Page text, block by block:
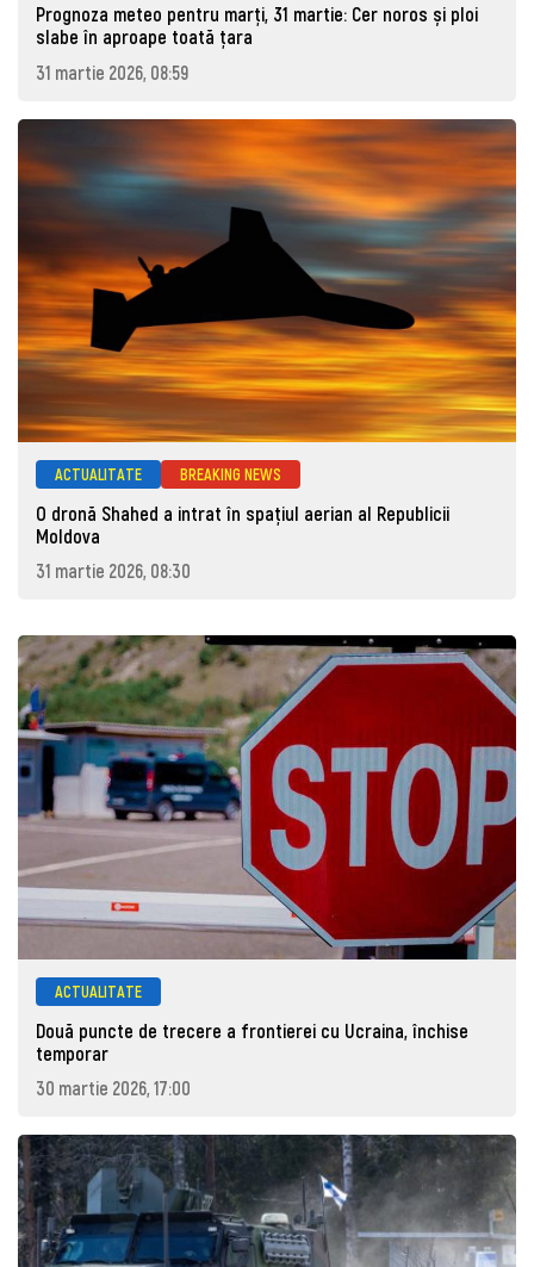
Prognoza meteo pentru marţi, 31 martie: Cer noros și ploi
slabe în aproape toată țara
31 martie 2026, 08:59
ACTUALITATE BREAKING NEWS
O dronă Shahed a intrat în spațiul aerian al Republicii
Moldova
31 martie 2026, 08:30
ACTUALITATE
Două puncte de trecere a frontierei cu Ucraina, închise
temporar
30 martie 2026, 17:00